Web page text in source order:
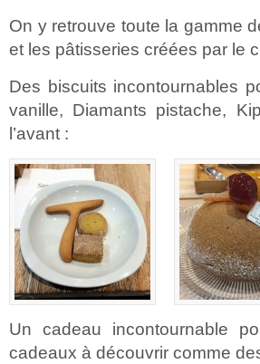
On y retrouve toute la gamme
et les pâtisseries créées par le
Des biscuits incontournables
vanille, Diamants pistache,
l’avant :
Un cadeau incontournable
cadeaux à découvrir comme